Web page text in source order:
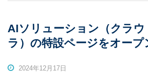
AIソリューション（クラウ
ラ）の特設ページをオープ
2024年12月17日